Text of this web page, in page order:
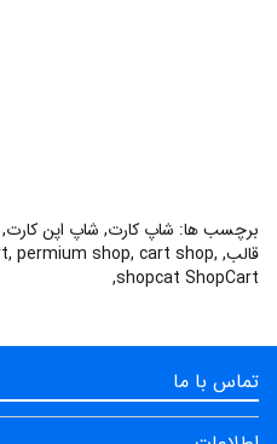
برچسب ها: شاپ کارت, شاپ اپن کارت,
قالب,
, permium shop, cart shop,
shopcat ShopCart
,
تماس با ما